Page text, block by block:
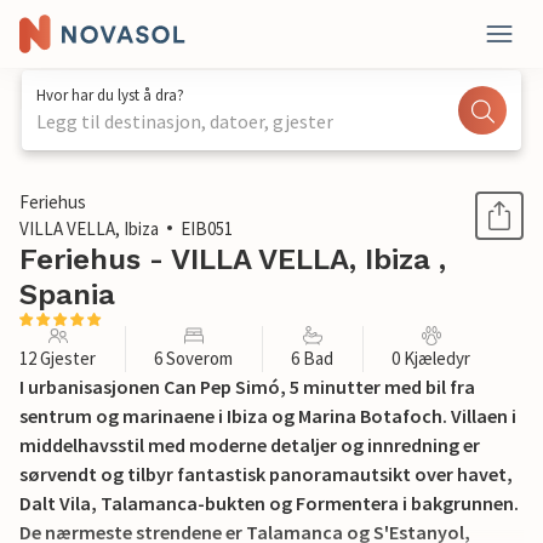
Hvor har du lyst å dra?
Legg til destinasjon, datoer, gjester
1 / 27
Feriehus
VILLA VELLA, Ibiza
EIB051
Feriehus - VILLA VELLA, Ibiza ,
Spania
12 Gjester 6 Soverom 6 Bad 0 Kjæledyr
I urbanisasjonen Can Pep Simó, 5 minutter med bil fra
sentrum og marinaene i Ibiza og Marina Botafoch. Villaen i
middelhavsstil med moderne detaljer og innredning er
sørvendt og tilbyr fantastisk panoramautsikt over havet,
Dalt Vila, Talamanca-bukten og Formentera i bakgrunnen.
De nærmeste strendene er Talamanca og S'Estanyol,